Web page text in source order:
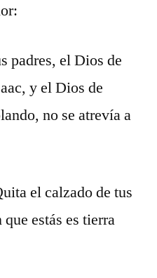
padres, el Dios de
y el Dios de
no se atrevía a
el calzado de tus
estás es tierra